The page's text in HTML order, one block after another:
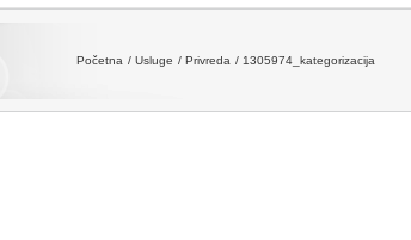
Početna Usluge Privreda 1305974_kategorizacija